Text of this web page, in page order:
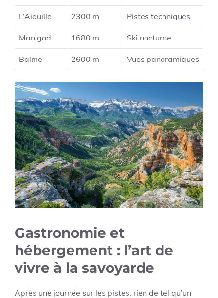
L’Aiguille 2300 m Pistes techniques
Manigod 1680 m Ski nocturne
Balme 2600 m Vues panoramiques
Gastronomie et
hébergement : l’art de
vivre à la savoyarde
Après une journée sur les pistes, rien de tel qu’un